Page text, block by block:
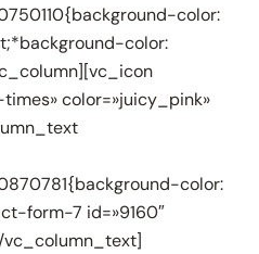
color:
color:
color=»juicy_pink»
color:
form-7 id=»9160″
vc_column_text]